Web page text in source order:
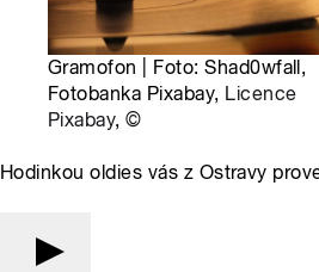
Gramofon | Foto: Shad0wfall,
Fotobanka Pixabay, Licence
Pixabay,©
Hodinkou oldies vás z Ostravy